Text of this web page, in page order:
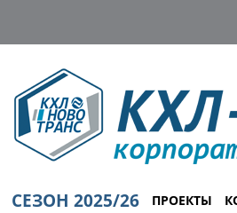
СЕЗОН 2025/26 ПРОЕКТЫ